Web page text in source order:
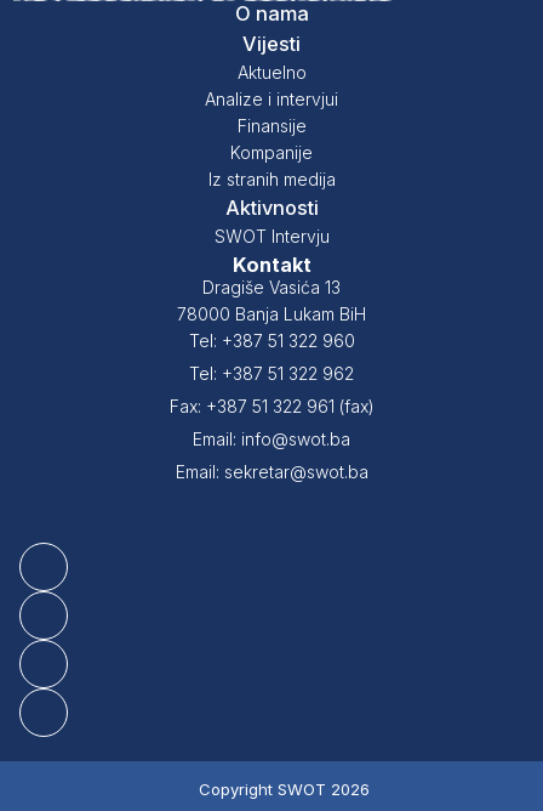
O nama
Vijesti
Aktuelno
Analize i intervjui
Finansije
Kompanije
Iz stranih medija
Aktivnosti
SWOT Intervju
Kontakt
Dragiše Vasića 13
78000 Banja Lukam BiH
Tel: +387 51 322 960
Tel: +387 51 322 962
Fax: +387 51 322 961 (fax)
Email: info@swot.ba
Email: sekretar@swot.ba
Copyright SWOT 2026